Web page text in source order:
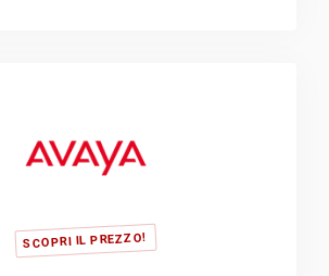
SCOPRI IL PREZZO!